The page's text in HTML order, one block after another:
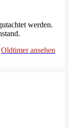
werden.
Oldtimer ansehen